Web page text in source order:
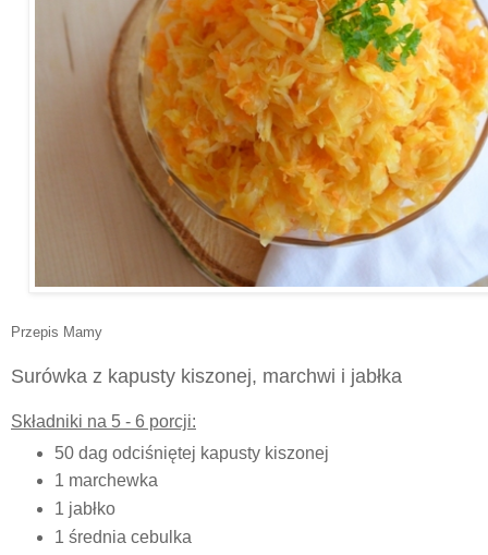
Przepis Mamy
Surówka z kapusty kiszonej, marchwi i jabłka
Składniki na 5 - 6 porcji:
50 dag odciśniętej kapusty kiszonej
1 marchewka
1 jabłko
1 średnia cebulka